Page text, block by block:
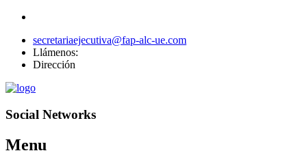
secretariaejecutiva@fap-alc-ue.com
Llámenos:
Dirección
Social Networks
Menu